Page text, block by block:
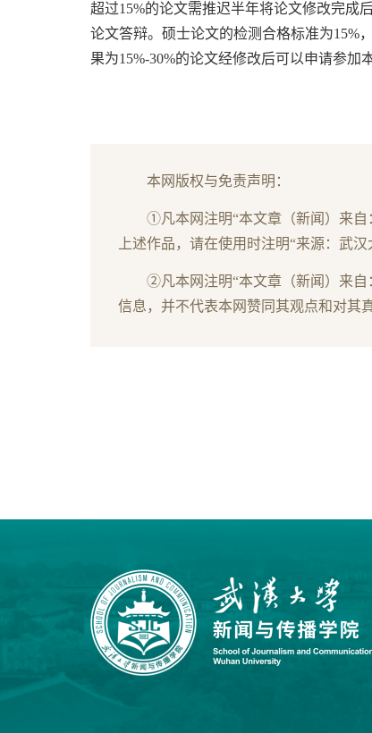
超过15%的论文需推迟半年将论文修改完成
论文答辩。硕士论文的检测合格标准为15%
果为15%-30%的论文经修改后可以申请参加
本网版权与免责声明：
①凡本网注明“本文章（新闻）来自
上述作品，请在使用时注明“来源：武汉
②凡本网注明“本文章（新闻）来
信息，并不代表本网赞同其观点和对其